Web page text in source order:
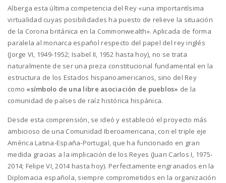
Alberga esta última competencia del Rey «una importantísima
virtualidad cuyas posibilidades ha puesto de relieve la situación
de la Corona británica en la Commonwealth». Aplicada de forma
paralela al monarca español respecto del papel del rey inglés
(Jorge VI, 1949-1952; Isabel II, 1952 hasta hoy), no se trata
naturalmente de ser una pieza constitucional fundamental en la
estructura de los Estados hispanoamericanos, sino del Rey
como «símbolo de una libre asociación de pueblos» de la
comunidad de países de raíz histórica hispánica.
Desde esta comprensión, se ideó y estableció el proyecto más
ambicioso de una Comunidad Iberoamericana, con el triple eje
América Latina-España-Portugal, que ha funcionado en gran
medida gracias a la implicación de los Reyes (Juan Carlos I, 1975-
2014; Felipe VI, 2014 hasta hoy). Perfectamente engranados en la
Diplomacia española, siempre comprometidos en la organización